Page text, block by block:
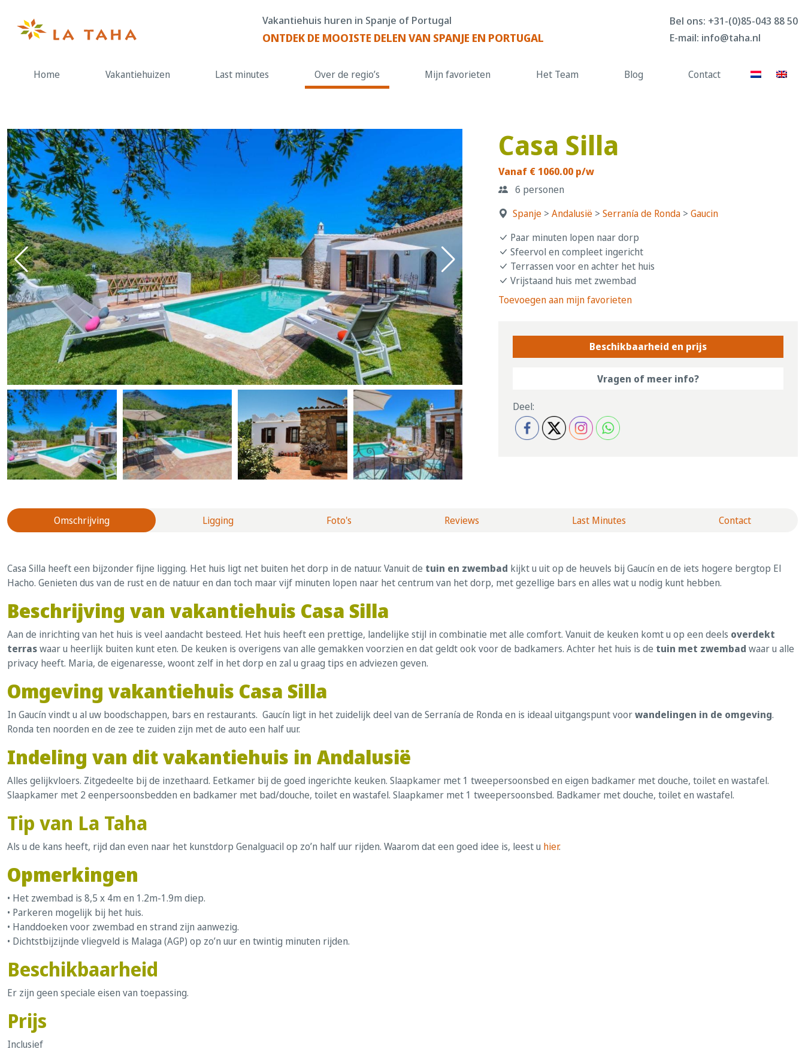
Vakantiehuis huren in Spanje of Portugal
ONTDEK DE MOOISTE DELEN VAN SPANJE EN PORTUGAL
Bel ons: +31-(0)85-043 88 50
E-mail: info@taha.nl
Home Vakantiehuizen Last minutes Over de regio’s Mijn favorieten Het Team Blog Contact
Casa Silla
Vanaf € 1060.00 p/w
6 personen
Spanje > Andalusië > Serraní­a de Ronda > Gaucin
Paar minuten lopen naar dorp
Sfeervol en compleet ingericht
Terrassen voor en achter het huis
Vrijstaand huis met zwembad
Toevoegen aan mijn favorieten
Beschikbaarheid en prijs
Vragen of meer info?
Deel:
Omschrijving Ligging Foto's Reviews Last Minutes Contact
Casa Silla heeft een bijzonder fijne ligging. Het huis ligt net buiten het dorp in de natuur. Vanuit de tuin en zwembad kijkt u uit op de heuvels bij Gaucín en de iets hogere bergtop El
Hacho. Genieten dus van de rust en de natuur en dan toch maar vijf minuten lopen naar het centrum van het dorp, met gezellige bars en alles wat u nodig kunt hebben.
Beschrijving van vakantiehuis Casa Silla
Aan de inrichting van het huis is veel aandacht besteed. Het huis heeft een prettige, landelijke stijl in combinatie met alle comfort. Vanuit de keuken komt u op een deels overdekt
terraswaar u heerlijk buiten kunt eten. De keuken is overigens van alle gemakken voorzien en dat geldt ook voor de badkamers. Achter het huis is de tuin met zwembad waar u alle
privacy heeft. Maria, de eigenaresse, woont zelf in het dorp en zal u graag tips en adviezen geven.
Omgeving vakantiehuis Casa Silla
In Gaucín vindt u al uw boodschappen, bars en restaurants. Gaucín ligt in het zuidelijk deel van de Serranía de Ronda en is ideaal uitgangspunt voorwandelingen in de omgeving.
Ronda ten noorden en de zee te zuiden zijn met de auto een half uur.
Indeling van dit vakantiehuis in Andalusië
Alles gelijkvloers. Zitgedeelte bij de inzethaard. Eetkamer bij de goed ingerichte keuken. Slaapkamer met 1 tweepersoonsbed en eigen badkamer met douche, toilet en wastafel.
Slaapkamer met 2 eenpersoonsbedden en badkamer met bad/douche, toilet en wastafel. Slaapkamer met 1 tweepersoonsbed. Badkamer met douche, toilet en wastafel.
Tip van La Taha
Als u de kans heeft, rijd dan even naar het kunstdorp Genalguacil op zo’n half uur rijden. Waarom dat een goed idee is, leest u hier.
Opmerkingen
• Het zwembad is 8,5 x 4m en 1.2m-1.9m diep.
• Parkeren mogelijk bij het huis.
• Handdoeken voor zwembad en strand zijn aanwezig.
• Dichtstbijzijnde vliegveld is Malaga (AGP) op zo’n uur en twintig minuten rijden.
Beschikbaarheid
Er zijn geen speciale eisen van toepassing.
Prijs
Inclusief